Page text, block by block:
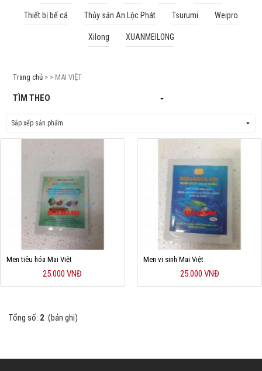
Thiết bị bể cá Thủy sản An Lộc Phát Tsurumi Weipro
Xilong XUANMEILONG
Trang chủ > > MAI VIỆT
TÌM THEO
Men tiêu hóa Mai Việt
25.000 VNĐ
Men vi sinh Mai Việt
25.000 VNĐ
Tổng số: 2 (bản ghi)
Cá rồng & Phụ kiện
Bể thủy sinh & Phụ kiện
Dịch vụ
Bán Buôn